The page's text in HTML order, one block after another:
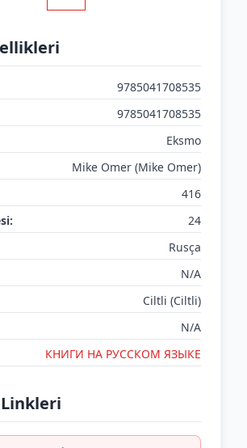
9785041708535
9785041708535
Eksmo
Mike Omer (Mike Omer)
416
24
Rusça
N/A
Ciltli (Ciltli)
N/A
КНИГИ НА РУССКОМ ЯЗЫКЕ
Linkleri